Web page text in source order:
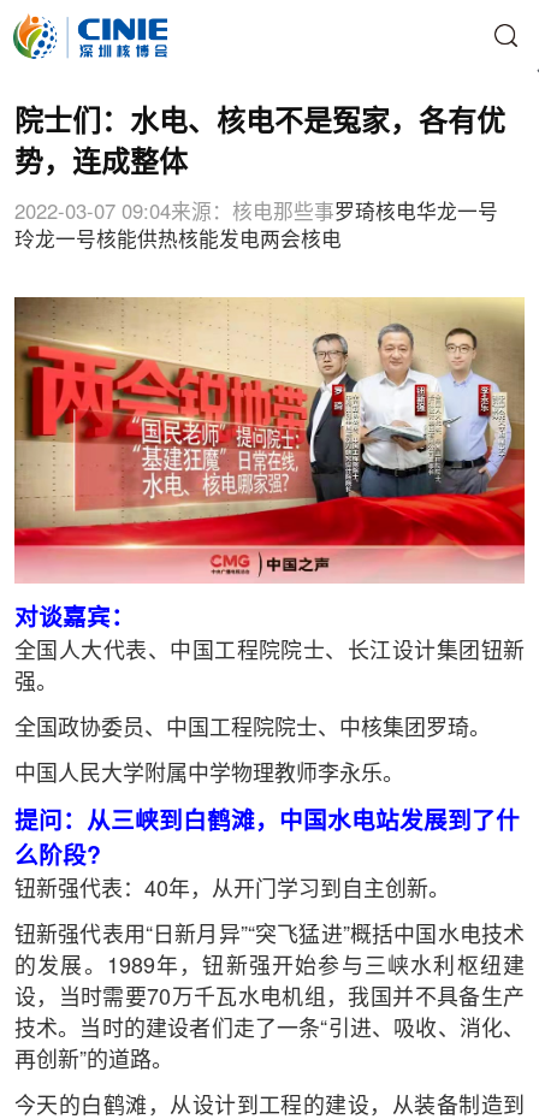
院士们：水电、核电不是冤家，各有优
势，连成整体
2022-03-07 09:04来源：核电那些事罗琦核电华龙一号
玲龙一号核能供热核能发电两会核电
对谈嘉宾：
全国人大代表、中国工程院院士、长江设计集团钮新
强。
全国政协委员、中国工程院院士、中核集团罗琦。
中国人民大学附属中学物理教师李永乐。
提问：从三峡到白鹤滩，中国水电站发展到了什
么阶段?
钮新强代表：40年，从开门学习到自主创新。
钮新强代表用“日新月异”“突飞猛进”概括中国水电技术
的发展。1989年，钮新强开始参与三峡水利枢纽建
设，当时需要70万千瓦水电机组，我国并不具备生产
技术。当时的建设者们走了一条“引进、吸收、消化、
再创新”的道路。
今天的白鹤滩，从设计到工程的建设，从装备制造到